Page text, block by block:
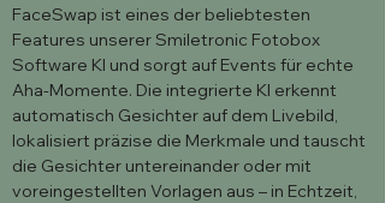
FaceSwap ist eines der beliebtesten
Features unserer Smiletronic Fotobox
Software KI und sorgt auf Events für echte
Aha-Momente. Die integrierte KI erkennt
automatisch Gesichter auf dem Livebild,
lokalisiert präzise die Merkmale und tauscht
die Gesichter untereinander oder mit
voreingestellten Vorlagen aus – in Echtzeit,